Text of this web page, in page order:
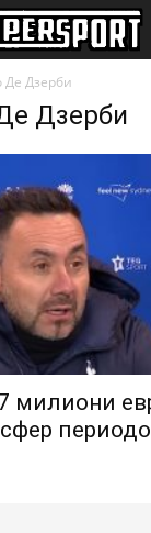
Де Дзерби
Дзерби
милиони